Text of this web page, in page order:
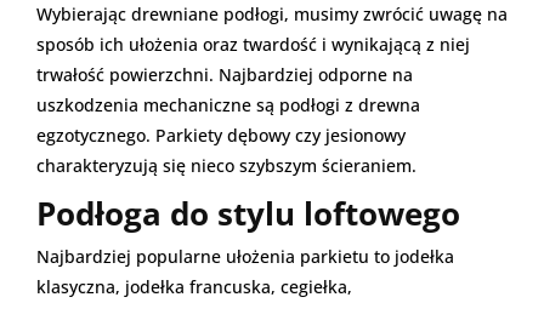
Wybierając drewniane podłogi, musimy zwrócić uwagę na
sposób ich ułożenia oraz twardość i wynikającą z niej
trwałość powierzchni. Najbardziej odporne na
uszkodzenia mechaniczne są podłogi z drewna
egzotycznego. Parkiety dębowy czy jesionowy
charakteryzują się nieco szybszym ścieraniem.
Podłoga do stylu loftowego
Najbardziej popularne ułożenia parkietu to jodełka
klasyczna, jodełka francuska, cegiełka,